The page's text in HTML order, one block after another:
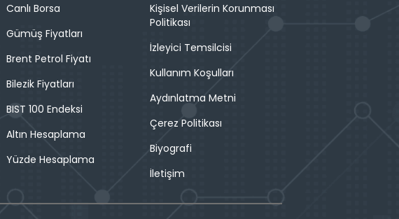
Canlı Borsa
Gümüş Fiyatları
Brent Petrol Fiyatı
Bilezik Fiyatları
BIST 100 Endeksi
Altın Hesaplama
Yüzde Hesaplama
Kişisel Verilerin Korunması
Politikası
İzleyici Temsilcisi
Kullanım Koşulları
Aydınlatma Metni
Çerez Politikası
Biyografi
İletişim